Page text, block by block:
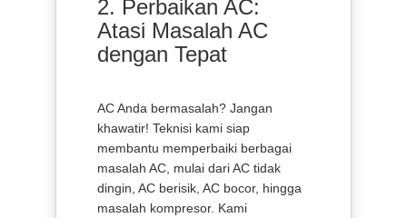
2. Perbaikan AC:
Atasi Masalah AC
dengan Tepat
AC Anda bermasalah? Jangan
khawatir! Teknisi kami siap
membantu memperbaiki berbagai
masalah AC, mulai dari AC tidak
dingin, AC berisik, AC bocor, hingga
masalah kompresor. Kami